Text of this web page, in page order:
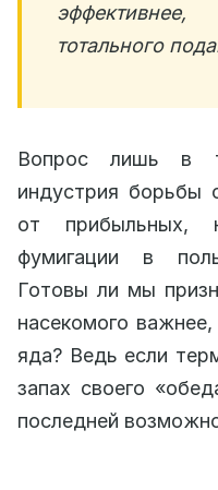
тотального
Вопрос лишь в
индустрия борьбы
от прибыльных,
фумигации в
Готовы ли мы
насекомого
яда? Ведь если
запах своего
последней